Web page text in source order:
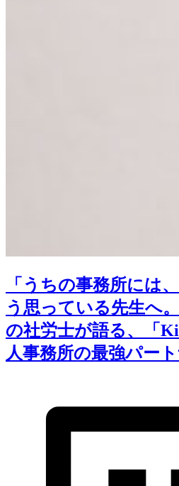
「うちの事務所には
う思っている先生へ
の社労士が語る、「
人事務所の最強パー